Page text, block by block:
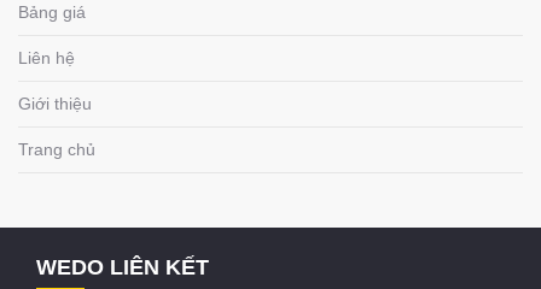
Bảng giá
Liên hệ
Giới thiệu
Trang chủ
WEDO LIÊN KẾT